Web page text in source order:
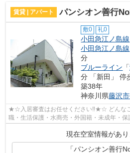
賃貸 | アパート パンシオン善行
敷0 礼0
小田急江ノ島線
小田急江ノ島線
分
ブルーライン 「
分 「新田」 停
築38年
神奈川県藤沢市
★☆入居審査はお任せください‼★☆ どんな
職・生活保護・水商売・外国籍・未成年・
現在空室情報があり
「パンシオン善行